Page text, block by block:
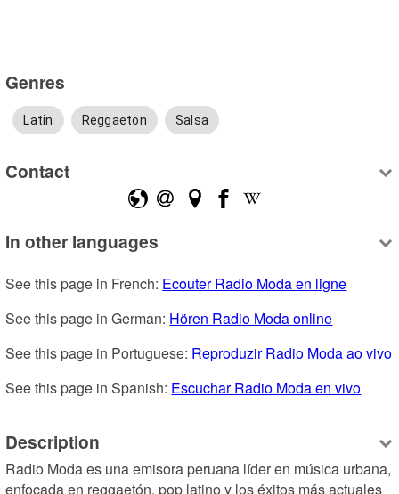
Genres
Latin Reggaeton Salsa
Contact
In other languages
See this page in French: Ecouter Radio Moda en ligne
See this page in German: Hören Radio Moda online
See this page in Portuguese: Reproduzir Radio Moda ao vivo
See this page in Spanish: Escuchar Radio Moda en vivo
Description
Radio Moda es una emisora peruana líder en música urbana,
enfocada en reggaetón, pop latino y los éxitos más actuales